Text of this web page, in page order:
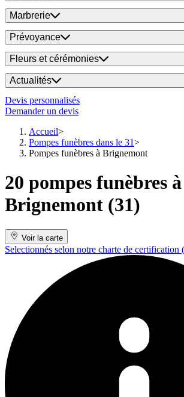
Marbrerie
Prévoyance
Fleurs et cérémonies
Actualités
Devis personnalisés
Demander un devis
Accueil
Pompes funèbres dans le 31
Pompes funèbres à Brignemont
20 pompes funèbres à
Brignemont (31)
Voir la carte
Selectionnés selon notre charte de certification